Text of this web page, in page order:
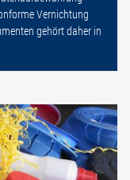
Vernichtung
gehört daher in